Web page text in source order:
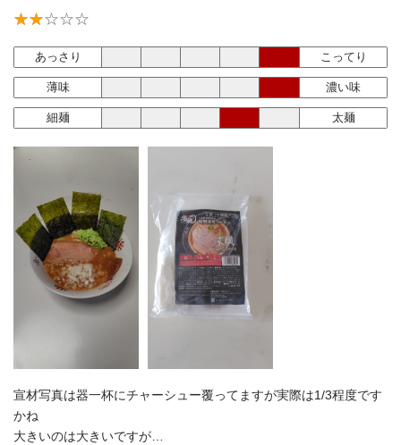
あっさり こってり
薄味 濃い味
細麺 太麺
宣材写真は器一杯にチャーシュー覆ってますが実際は1/3程度です
かね
大きいのは大きいですが…